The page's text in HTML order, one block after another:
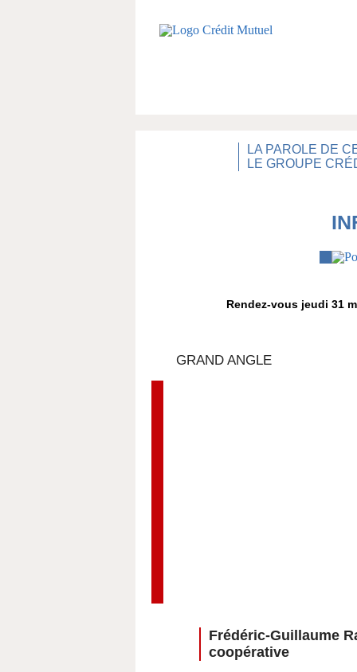
LA PAROLE DE
LE GROUPE
Rendez-vous jeudi 31
GRAND ANGLE
Frédéric-Guillaume
coopérative